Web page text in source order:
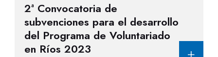
2ª Convocatoria de
subvenciones para el desarrollo
del Programa de Voluntariado
en Ríos 2023